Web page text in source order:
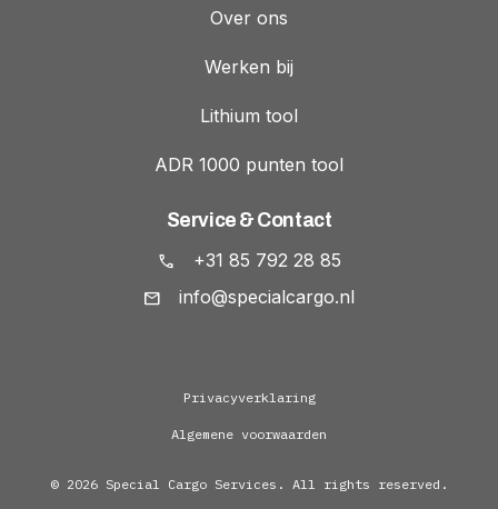
Over ons
Werken bij
Lithium tool
ADR 1000 punten tool
Service & Contact
+31 85 792 28 85
info@specialcargo.nl
Privacyverklaring
Algemene voorwaarden
© 2026 Special Cargo Services. All rights reserved.